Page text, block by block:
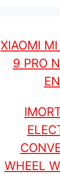
XIAOMI
9 PRO
WHEEL